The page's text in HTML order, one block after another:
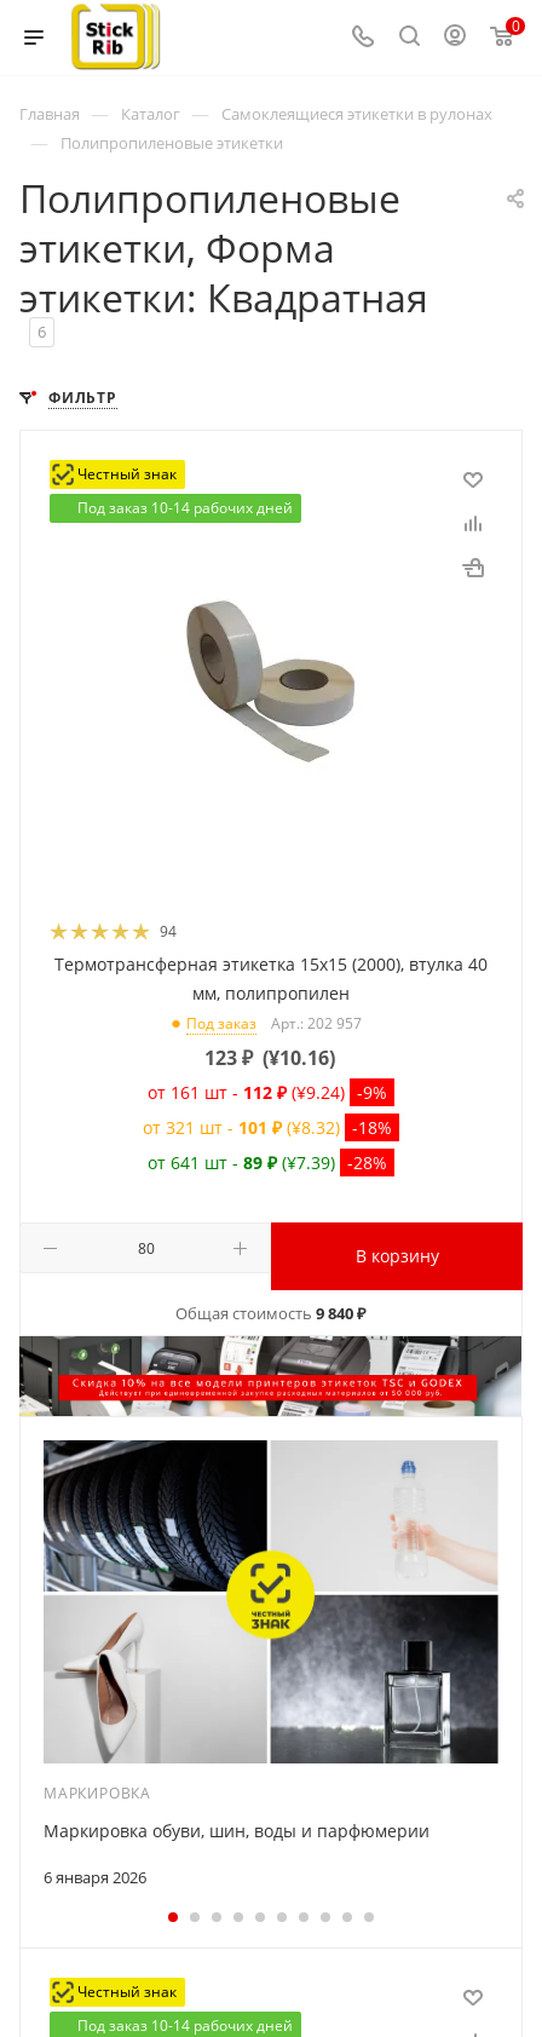
0
Главная — Каталог — Самоклеящиеся этикетки в рулонах
— Полипропиленовые этикетки
Полипропиленовые
этикетки, Форма
этикетки: Квадратная
6
ФИЛЬТР
Честный знак
Под заказ 10-14 рабочих дней
94
Термотрансферная этикетка 15x15 (2000), втулка 40
мм, полипропилен
Под заказ Арт.: 202 957
123₽ (¥10.16)
от 161 шт - 112 ₽ (¥9.24) -9%
от 321 шт - 101 ₽ (¥8.32) -18%
от 641 шт - 89 ₽ (¥7.39) -28%
В корзину
Общая стоимость 9 840 ₽
МАРКИРОВКА
6 января 2026
Маркировка обуви, шин, воды и парфюмерии
Честный знак
Под заказ 10-14 рабочих дней